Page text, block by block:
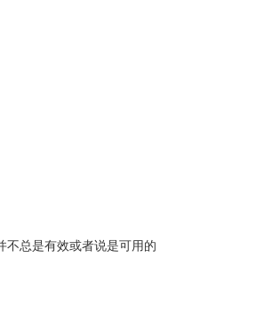
不总是有效或者说是可用的